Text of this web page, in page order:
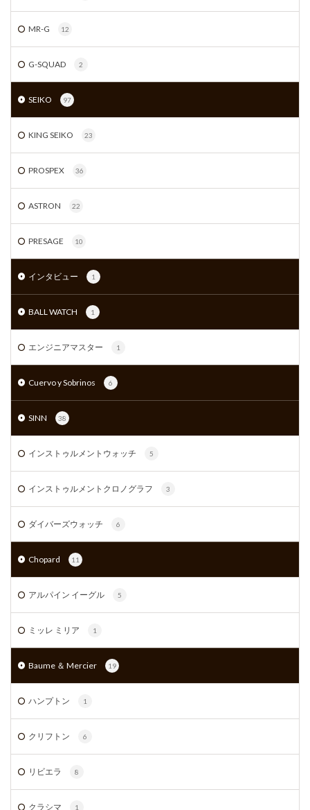
MR-G 12
G-SQUAD 2
SEIKO 97
KING SEIKO 23
PROSPEX 36
ASTRON 22
PRESAGE 10
インタビュー 1
BALL WATCH 1
エンジニアマスター 1
Cuervo y Sobrinos 6
SINN 38
インストゥルメントウォッチ 5
インストゥルメントクロノグラフ 3
ダイバーズウォッチ 6
Chopard 11
アルパイン イーグル 5
ミッレ ミリア 1
Baume ＆ Mercier 19
ハンプトン 1
クリフトン 6
リビエラ 8
クラシマ 1